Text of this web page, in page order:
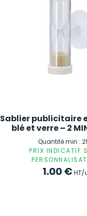
Sablier publicitaire
blé et verre – 2
Quantité min :
PRIX INDICATIF
1.00€HT/